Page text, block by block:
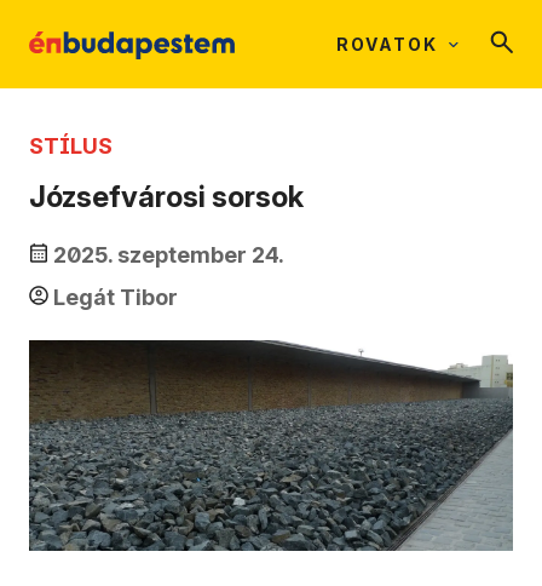
ROVATOK
STÍLUS
Józsefvárosi sorsok
2025. szeptember 24.
Legát Tibor